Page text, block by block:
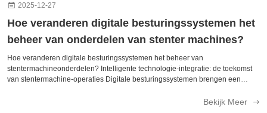
2025-12-27
Hoe veranderen digitale besturingssystemen het
beheer van onderdelen van stenter machines?
Hoe veranderen digitale besturingssystemen het beheer van
stentermachineonderdelen? Intelligente technologie-integratie: de toekomst
van stentermachine-operaties Digitale besturingssystemen brengen een
stentermachineonderdelen beheren en optimaliseren.voorspellendeBekijk Meer